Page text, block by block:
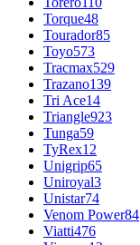
Torque48
Tourador85
Toyo573
Tracmax529
Trazano139
Tri Ace14
Triangle923
Tunga59
TyRex12
Unigrip65
Uniroyal3
Unistar74
Venom Power84
Viatti476